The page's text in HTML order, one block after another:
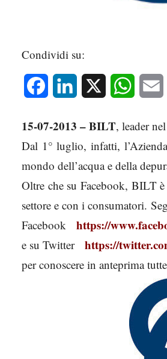
Condividi su:
Facebook LinkedIn
15-07-2013 – BILT, leader
Dal 1° luglio, infatti,
mondo dell’acqua e della
Oltre che su Facebook, BILT è
settore e con i consumatori.
Facebook https://
e su Twitter https://
per conoscere in anteprima